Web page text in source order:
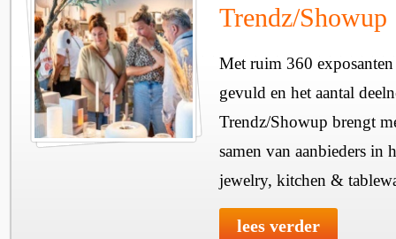
Trendz/Showup
Met ruim 360
gevuld en het aantal
Trendz/Showup brengt
samen van aanbieders in
jewelry, kitchen &
lees verder